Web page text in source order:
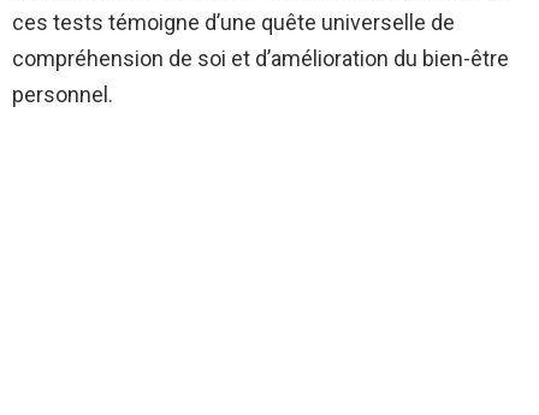
ces tests témoigne d’une quête universelle de
compréhension de soi et d’amélioration du bien-être
personnel.